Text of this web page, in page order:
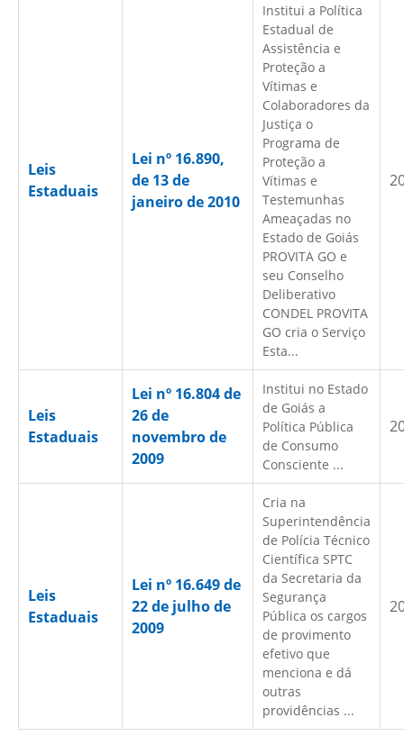
Leis
Estaduais
Lei nº 16.890,
de 13 de
janeiro de 2010
Institui a Política
Estadual de
Assistência e
Proteção a
Vítimas e
Colaboradores da
Justiça o
Programa de
Proteção a
Vítimas e
Testemunhas
Ameaçadas no
Estado de Goiás
PROVITA GO e
seu Conselho
Deliberativo
CONDEL PROVITA
GO cria o Serviço
Esta...
Leis
Estaduais
Lei nº 16.804 de
26 de
novembro de
2009
Institui no Estado
de Goiás a
Política Pública
de Consumo
Consciente ...
Leis
Estaduais
Lei nº 16.649 de
22 de julho de
2009
Cria na
Superintendência
de Polícia Técnico
Científica SPTC
da Secretaria da
Segurança
Pública os cargos
de provimento
efetivo que
menciona e dá
outras
providências ...